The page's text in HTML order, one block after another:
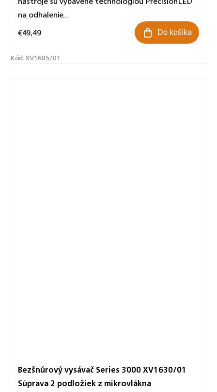
€49,49 Do košíka
na odhalenie...
Kód:XV1685/01
Bezšnúrový vysávač Series 3000 XV1630/01
Súprava 2 podložiek z mikrovlákna